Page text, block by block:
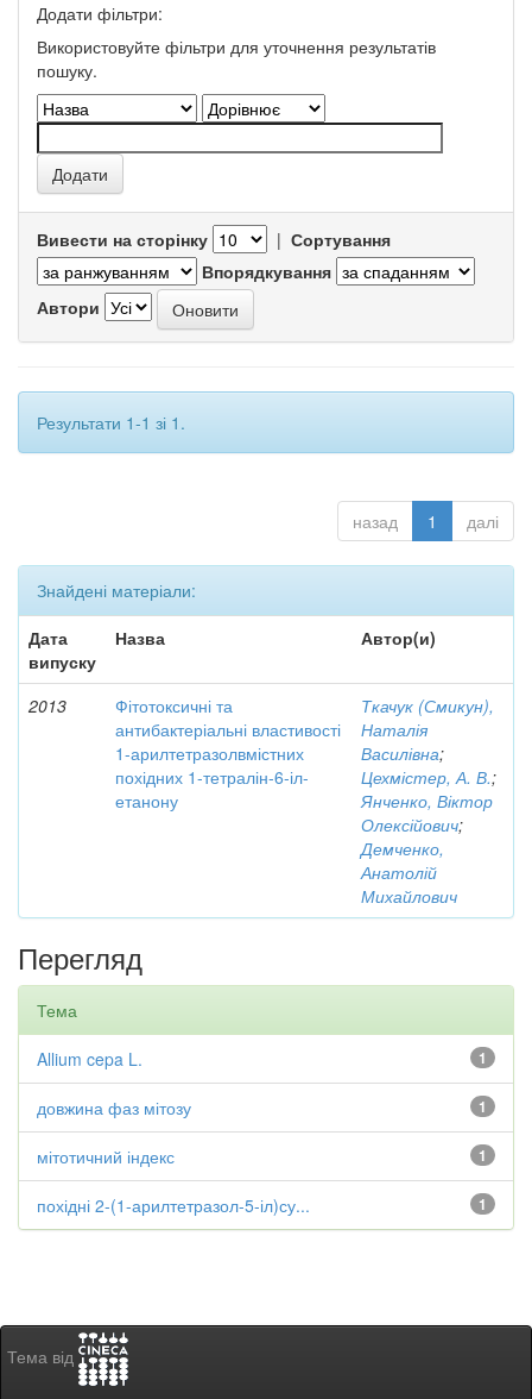
Додати фільтри:
Використовуйте фільтри для уточнення результатів
пошуку.
Вивести на сторінку | Сортування
Впорядкування
Автори
Результати 1-1 зі 1.
назад 1 далі
Знайдені матеріали:
Дата
випуску
Назва Автор(и)
2013
Фітотоксичні та
антибактеріальні властивості
1-арилтетразолвмістних
похідних 1-тетралін-6-іл-
етанону
Ткачук (Смикун),
Наталія
Василівна;
Цехмістер, А. В.;
Янченко, Віктор
Олексійович;
Демченко,
Анатолій
Михайлович
Перегляд
Тема
1
Allium cepa L.
1
довжина фаз мітозу
1
мітотичний індекс
1
похідні 2-(1-арилтетразол-5-іл)су...
Тема від